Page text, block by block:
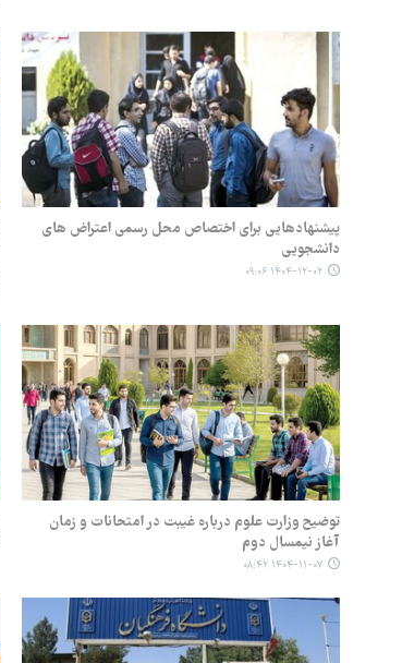
پیشنهادهایی برای اختصاص محل رسمی اعتراض های
دانشجویی
۱۴۰۴-۱۲-۰۲ ۰۹:۰۶
توضیح وزارت علوم‌ درباره غیبت در امتحانات و زمان
آغاز نیمسال دوم
۱۴۰۴-۱۱-۰۷ ۰۸:۴۲